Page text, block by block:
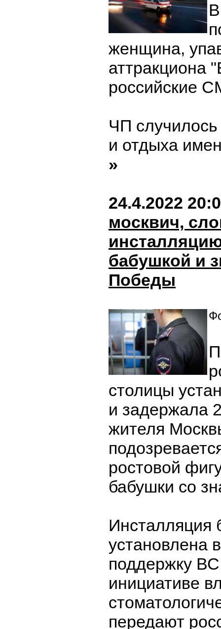
женщина,
аттракциона
российские
ЧП случилось
и отдыха
»
24.4.2022
москвич,
бабушкой и
Победы
столицы
и задержала
жителя
ростовой
бабушки со
Инсталляция
установлена
поддержку
инициативе
передают